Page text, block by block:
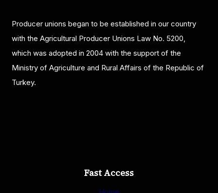
Producer unions began to be established in our country
with the Agricultural Producer Unions Law No. 5200,
which was adopted in 2004 with the support of the
Ministry of Agriculture and Rural Affairs of the Republic of
Turkey.
Fast Access